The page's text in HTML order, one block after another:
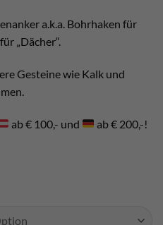
a.k.a. Bohrhaken für
„Dächer“.
Gesteine wie Kalk und
ab € 100,- und ab € 200,-!